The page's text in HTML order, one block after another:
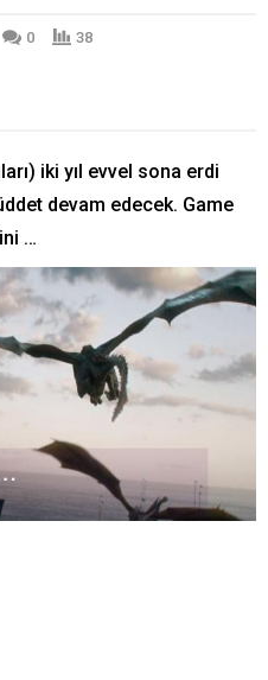
0
38
iki yıl evvel sona erdi
devam edecek. Game
…